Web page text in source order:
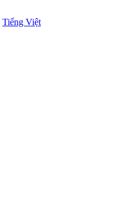
Tiếng Việt